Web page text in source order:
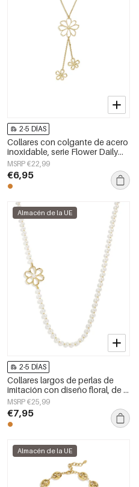
2-5 DÍAS
Collares con colgante de acero
inoxidable, serie Flower Daily
Simple, joyería para mujer
MSRP €22,99
€6,95
Almacén de la UE
2-5 DÍAS
Collares largos de perlas de
imitación con diseño floral, de la
serie Sweet Daily Simple para
mujer.
MSRP €25,99
€7,95
Almacén de la UE